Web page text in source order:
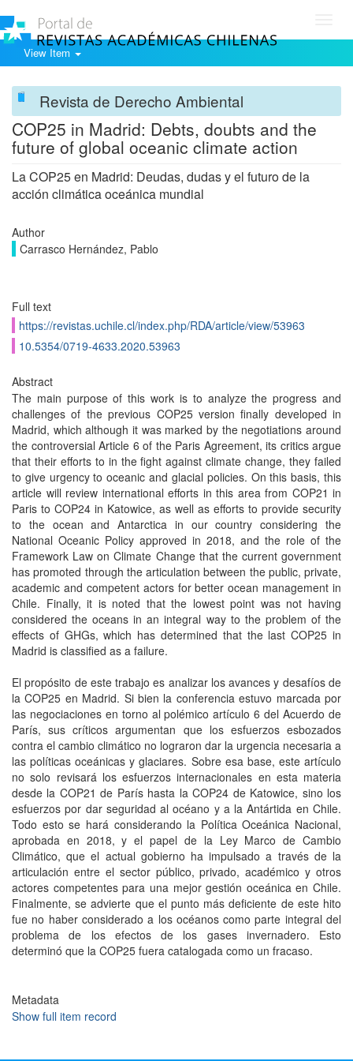
View Item
Revista de Derecho Ambiental
COP25 in Madrid: Debts, doubts and the
future of global oceanic climate action
La COP25 en Madrid: Deudas, dudas y el futuro de la
acción climática oceánica mundial
Author
Carrasco Hernández, Pablo
Full text
https://revistas.uchile.cl/index.php/RDA/article/view/53963
10.5354/0719-4633.2020.53963
Abstract
The main purpose of this work is to analyze the progress and
challenges of the previous COP25 version finally developed in
Madrid, which although it was marked by the negotiations around
the controversial Article 6 of the Paris Agreement, its critics argue
that their efforts to in the fight against climate change, they failed
to give urgency to oceanic and glacial policies. On this basis, this
article will review international efforts in this area from COP21 in
Paris to COP24 in Katowice, as well as efforts to provide security
to the ocean and Antarctica in our country considering the
National Oceanic Policy approved in 2018, and the role of the
Framework Law on Climate Change that the current government
has promoted through the articulation between the public, private,
academic and competent actors for better ocean management in
Chile. Finally, it is noted that the lowest point was not having
considered the oceans in an integral way to the problem of the
effects of GHGs, which has determined that the last COP25 in
Madrid is classified as a failure.
El propósito de este trabajo es analizar los avances y desafíos de
la COP25 en Madrid. Si bien la conferencia estuvo marcada por
las negociaciones en torno al polémico artículo 6 del Acuerdo de
París, sus críticos argumentan que los esfuerzos esbozados
contra el cambio climático no lograron dar la urgencia necesaria a
las políticas oceánicas y glaciares. Sobre esa base, este artículo
no solo revisará los esfuerzos internacionales en esta materia
desde la COP21 de París hasta la COP24 de Katowice, sino los
esfuerzos por dar seguridad al océano y a la Antártida en Chile.
Todo esto se hará considerando la Política Oceánica Nacional,
aprobada en 2018, y el papel de la Ley Marco de Cambio
Climático, que el actual gobierno ha impulsado a través de la
articulación entre el sector público, privado, académico y otros
actores competentes para una mejor gestión oceánica en Chile.
Finalmente, se advierte que el punto más deficiente de este hito
fue no haber considerado a los océanos como parte integral del
problema de los efectos de los gases invernadero. Esto
determinó que la COP25 fuera catalogada como un fracaso.
Metadata
Show full item record